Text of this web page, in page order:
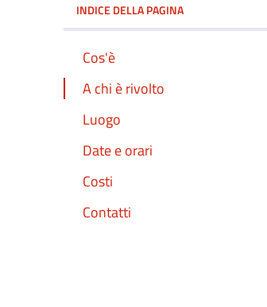
INDICE DELLA PAGINA
Cos'è
A chi è rivolto
Luogo
Date e orari
Costi
Contatti